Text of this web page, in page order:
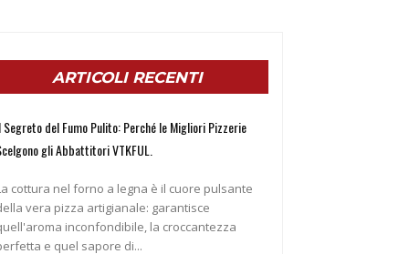
ARTICOLI RECENTI
Segreto del Fumo Pulito: Perché le Migliori Pizzerie
gli Abbattitori VTKFUL.
cottura nel forno a legna è il cuore pulsante
vera pizza artigianale: garantisce
inconfondibile, la croccantezza
e quel sapore di...